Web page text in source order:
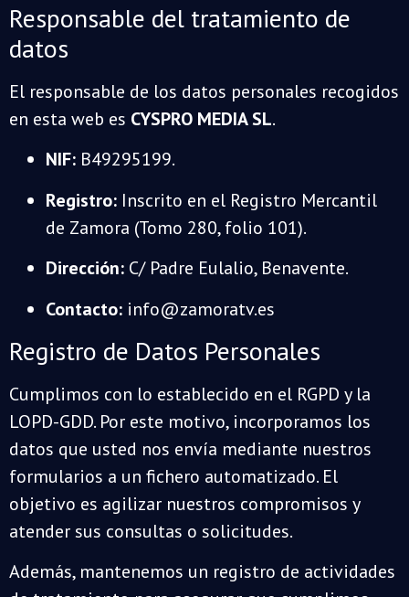
Responsable del tratamiento de
datos
El responsable de los datos personales recogidos
en esta web es CYSPRO MEDIA SL.
NIF: B49295199.
Registro: Inscrito en el Registro Mercantil
de Zamora (Tomo 280, folio 101).
Dirección: C/ Padre Eulalio, Benavente.
Contacto: info@zamoratv.es
Registro de Datos Personales
Cumplimos con lo establecido en el RGPD y la
LOPD-GDD. Por este motivo, incorporamos los
datos que usted nos envía mediante nuestros
formularios a un fichero automatizado. El
objetivo es agilizar nuestros compromisos y
atender sus consultas o solicitudes.
Además, mantenemos un registro de actividades